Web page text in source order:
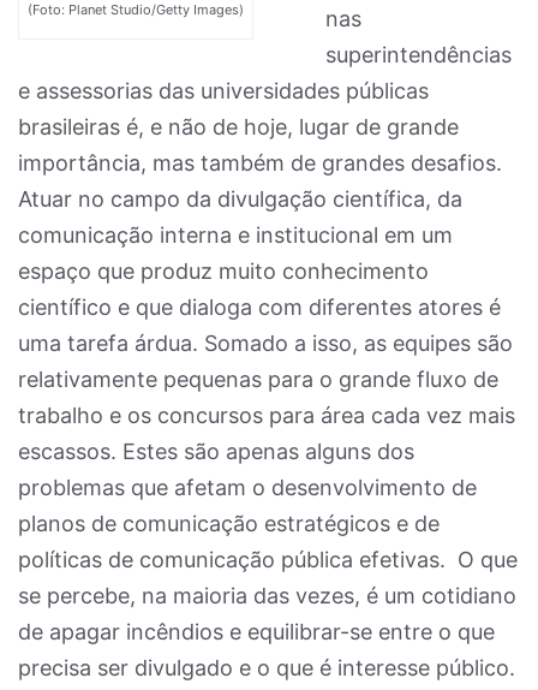
(Foto: Planet Studio/Getty Images)
nas
superintendências
e assessorias das universidades públicas
brasileiras é, e não de hoje, lugar de grande
importância, mas também de grandes desafios.
Atuar no campo da divulgação científica, da
comunicação interna e institucional em um
espaço que produz muito conhecimento
científico e que dialoga com diferentes atores é
uma tarefa árdua. Somado a isso, as equipes são
relativamente pequenas para o grande fluxo de
trabalho e os concursos para área cada vez mais
escassos. Estes são apenas alguns dos
problemas que afetam o desenvolvimento de
planos de comunicação estratégicos e de
políticas de comunicação pública efetivas. O que
se percebe, na maioria das vezes, é um cotidiano
de apagar incêndios e equilibrar-se entre o que
precisa ser divulgado e o que é interesse público.